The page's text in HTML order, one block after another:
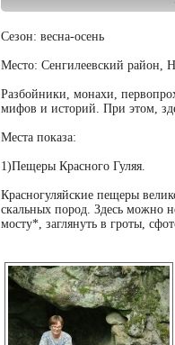
Сезон: весна-осень
Место: Сенгилеевский район,
Разбойники, монахи,
мифов и историй. При этом,
Места показа:
1)Пещеры Красного Гуляя.
Красногуляйские пещеры
скальных пород. Здесь можно
мосту*, заглянуть в гроты,